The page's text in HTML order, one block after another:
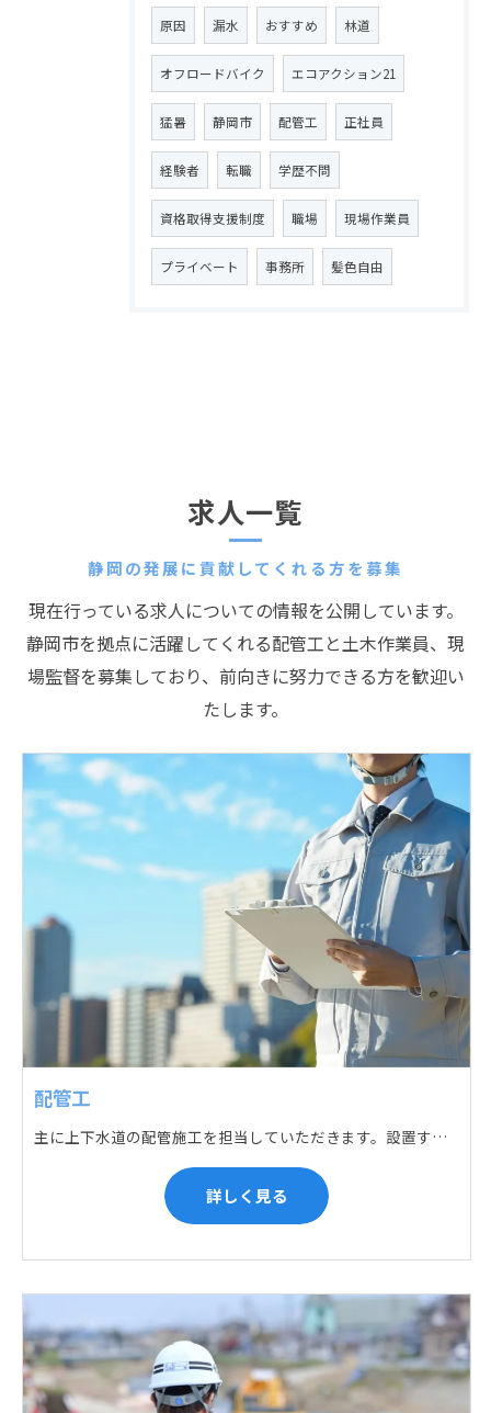
原因 漏水 おすすめ 林道
オフロードバイク エコアクション21
猛暑 静岡市 配管工 正社員
経験者 転職 学歴不問
資格取得支援制度 職場 現場作業員
プライベート 事務所 髪色自由
静岡の発展に貢献してくれる方を募集
求人一覧
現在行っている求人についての情報を公開しています。
静岡市を拠点に活躍してくれる配管工と土木作業員、現
場監督を募集しており、前向きに努力できる方を歓迎い
たします。
配管工
主に上下水道の配管施工を担当していただきます。設置する場所に応じて配管の形状や流れを工夫する管加工、ねじ切り、管締め、そして管据付作業になり、5人以上のチームで動くことが多いです。
詳しく見る